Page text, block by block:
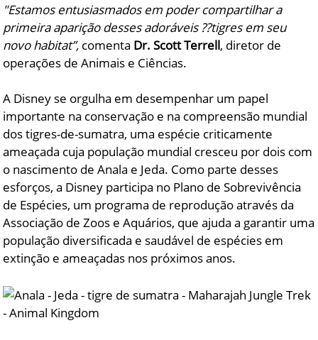
"Estamos entusiasmados em poder compartilhar a
primeira aparição desses adoráveis ??tigres em seu
novo habitat”, comenta Dr. Scott Terrell, diretor de
operações de Animais e Ciências.
A Disney se orgulha em desempenhar um papel
importante na conservação e na compreensão mundial
dos tigres-de-sumatra, uma espécie criticamente
ameaçada cuja população mundial cresceu por dois com
o nascimento de Anala e Jeda. Como parte desses
esforços, a Disney participa no Plano de Sobrevivência
de Espécies, um programa de reprodução através da
Associação de Zoos e Aquários, que ajuda a garantir uma
população diversificada e saudável de espécies em
extinção e ameaçadas nos próximos anos.